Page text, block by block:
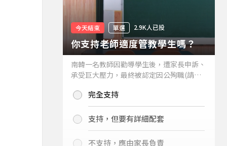
今天結束 單選 2.9K人已投
你支持老師適度管教學生嗎？
南韓一名教師因勸導學生後，遭家長申訴、
承受巨大壓力，最終被認定因公殉職(請見
你支持老師適度管教學生嗎？
完全支持
支持，但要有詳細配套
不支持，應由家長負責